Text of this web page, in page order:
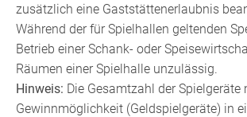
zusätzlich eine Gaststättenerlaubnis
Während der für Spielhallen geltenden
Betrieb einer Schank- oder
Räumen einer Spielhalle unzulässig.
Hinweis: Die Gesamtzahl der Spielgeräte
Gewinnmöglichkeit (Geldspielgeräte) in